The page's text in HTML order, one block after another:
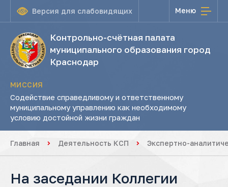
Версия для слабовидящих Меню
Контрольно-счётная палата
муниципального образования город
Краснодар
МИССИЯ
Содействие справедливому и ответственному
муниципальному управлению как необходимому
условию достойной жизни граждан
Главная Деятельность КСП Экспертно-
На заседании Коллегии